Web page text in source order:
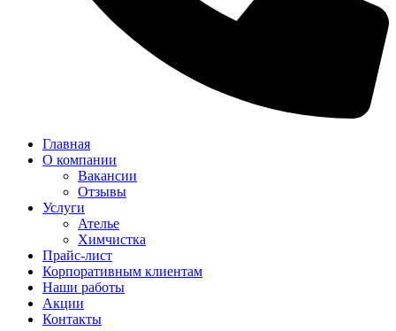
Главная
О компании
Вакансии
Отзывы
Услуги
Ателье
Химчистка
Прайс-лист
Корпоративным клиентам
Наши работы
Акции
Контакты